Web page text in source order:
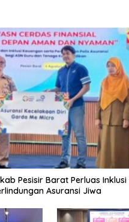
Pesisir Barat Perluas
Asuransi Jiwa